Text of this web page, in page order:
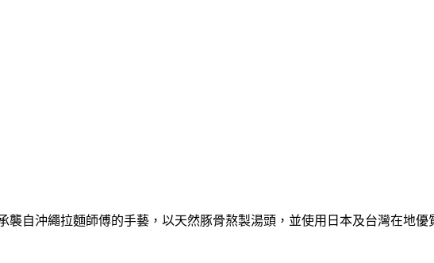
襲自沖繩拉麵師傅的手藝，以天然豚骨熬製湯頭，並使用日本及台灣在地